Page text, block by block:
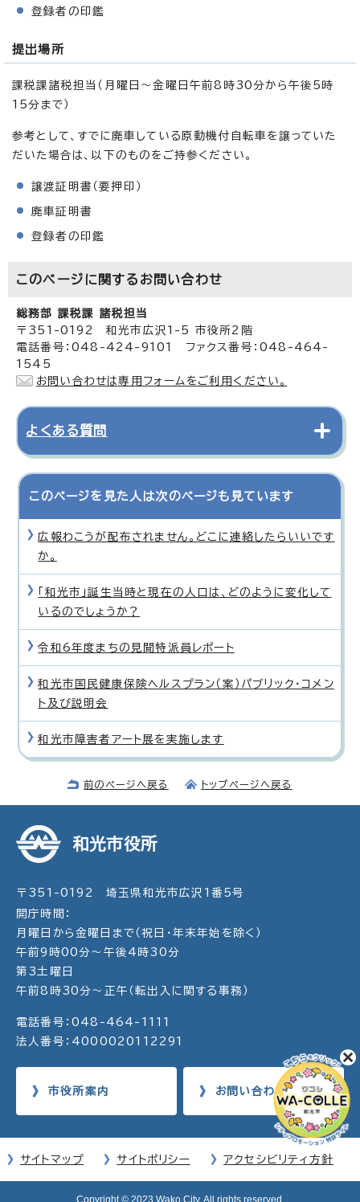
登録者の印鑑
提出場所
課税課諸税担当（月曜日～金曜日午前8時30分から午後5時
15分まで）
参考として、すでに廃車している原動機付自転車を譲っていた
だいた場合は、以下のものをご持参ください。
譲渡証明書（要押印）
廃車証明書
登録者の印鑑
このページに関する お問い合わせ
総務部 課税課 諸税担当
〒351-0192 和光市広沢1-5 市役所2階
電話番号：048-424-9101 ファクス番号：048-464-
1545
お問い合わせは専用フォームをご利用ください。
よくある質問
このページを見た人は次のページも見ています
広報わこうが配布されません。どこに連絡したらいいです
か。
「和光市」誕生当時と現在の人口は、どのように変化して
いるのでしょうか？
令和6年度まちの見聞特派員レポート
和光市国民健康保険ヘルスプラン（案）パブリック・コメン
ト及び説明会
和光市障害者アート展を実施します
前のページへ戻る トップページへ戻る
和光市役所
〒351-0192 埼玉県和光市広沢1番5号
開庁時間：
月曜日から金曜日まで（祝日・年末年始を除く）
午前9時00分～午後4時30分
第3土曜日
午前8時30分～正午（転出入に関する事務）
電話番号：048-464-1111
法人番号：4000020112291
市役所案内 お問い合わせ
サイトマップ サイトポリシー アクセシビリティ方針
Copyright © 2023 Wako City. All rights reserved.